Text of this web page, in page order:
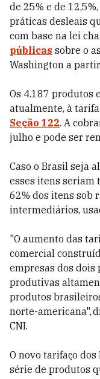
de 25% e de
práticas desleais
com base na lei
públicas sobre o
Washington a
Os 4.187 produtos
atualmente, à
Seção 122. A
julho e pode ser
Caso o Brasil seja
esses itens seriam
62% dos itens sob
intermediários,
"O aumento das
comercial
empresas dos dois
produtivas
produtos
norte-americana",
CNI.
O novo tarifaço
série de produtos